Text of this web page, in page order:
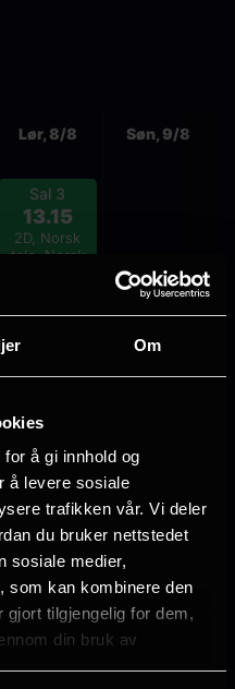
Om
å gi innhold og
å levere sosiale
trafikken vår. Vi deler
du bruker nettstedet
sosiale medier,
som kan kombinere den
gjort tilgjengelig for dem,
din bruk av
Lør, 8/8
Sal 3
13.15
2D, Norsk
tale, Norsk
Søn, 9/8
35 min
15 år